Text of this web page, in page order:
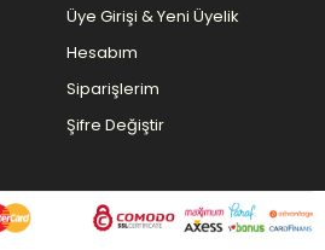
Üye Girişi & Yeni Üyelik
Hesabım
Siparişlerim
Şifre Değiştir